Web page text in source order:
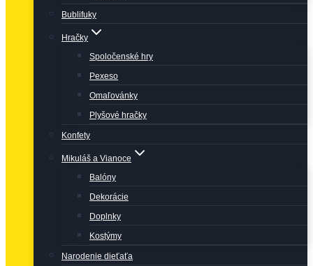
Bublifuky
Hračky
Spoločenské hry
Pexeso
Omaľovánky
Plyšové hračky
Konfety
Mikuláš a Vianoce
Balóny
Dekorácie
Doplnky
Kostýmy
Narodenie dieťaťa